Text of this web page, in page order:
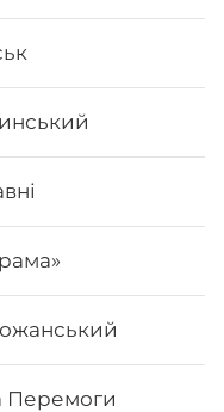
Перемоги